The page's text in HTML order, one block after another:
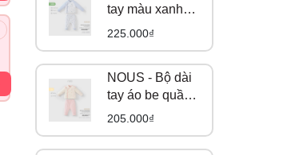
tay màu xanh
biển họa tiết
225.000₫
NOUS - Bộ dài
tay áo be quần
hồng in tràn hoạ
205.000₫